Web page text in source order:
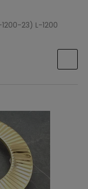
23) L-1200